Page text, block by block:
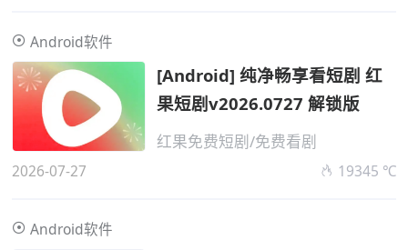
Android软件
[Android] 纯净畅享看短剧 红
果短剧v2026.0727 解锁版
红果免费短剧/免费看剧
2026-07-27 19345 ℃
Android软件